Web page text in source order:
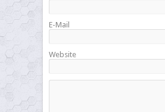
E-Mail
Website